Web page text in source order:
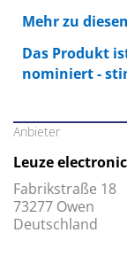
Mehr zu
Das Produkt
nominiert -
Anbieter
Leuze
Fabrikstraße 18
73277 Owen
Deutschland